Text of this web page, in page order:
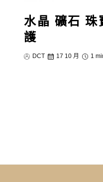
水晶 礦石 珠
護
DCT 17 10 月 1